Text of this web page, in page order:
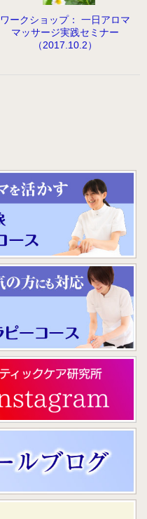
ワークショップ： 一日アロマ
マッサージ実践セミナー
（2017.10.2）